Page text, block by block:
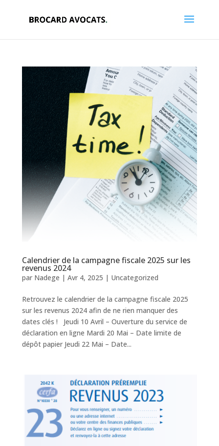
Calendrier de la campagne fiscale 2025 sur les
revenus 2024
par Nadege | Avr 4, 2025 | Uncategorized
Retrouvez le calendrier de la campagne fiscale 2025
sur les revenus 2024 afin de ne rien manquer des
dates clés ! Jeudi 10 Avril – Ouverture du service de
déclaration en ligne Mardi 20 Mai – Date limite de
dépôt papier Jeudi 22 Mai – Date...